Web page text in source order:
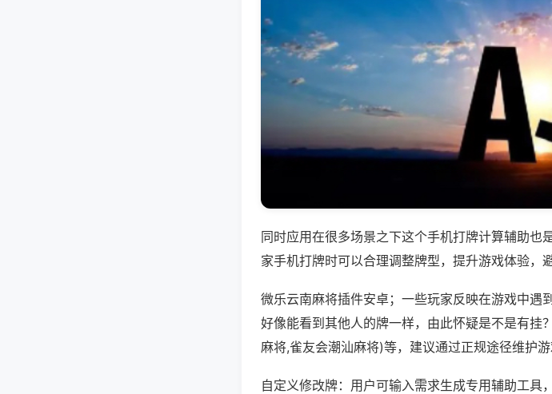
同时应用在很多场景之下这个手机打牌计算辅助也
家手机打牌时可以合理调整牌型，提升游戏体验，
微乐云南麻将插件安卓；一些玩家反映在游戏中遇
好像能看到其他人的牌一样，由此怀疑是不是有挂
麻将,雀友会潮汕麻将)等，建议通过正规途径维护游
自定义修改牌：用户可输入需求生成专用辅助工具